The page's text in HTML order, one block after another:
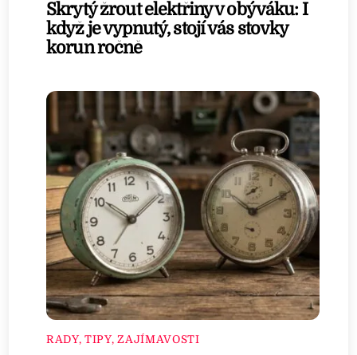
Skrytý žrout elektřiny v obýváku: I
když je vypnutý, stojí vás stovky
korun ročně
RADY, TIPY, ZAJÍMAVOSTI